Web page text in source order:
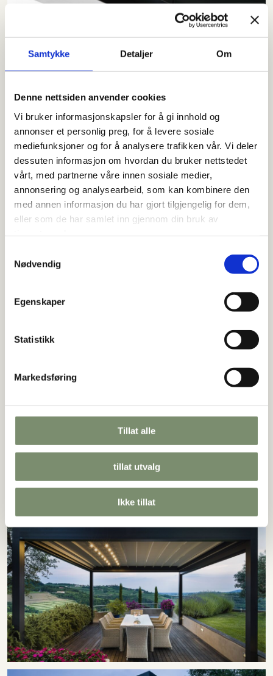
Samtykke Detaljer Om
Denne nettsiden anvender cookies
Vi bruker informasjonskapsler for å gi innhold og
annonser et personlig preg, for å levere sosiale
mediefunksjoner og for å analysere trafikken vår. Vi deler
dessuten informasjon om hvordan du bruker nettstedet
vårt, med partnerne våre innen sosiale medier,
annonsering og analysearbeid, som kan kombinere den
med annen informasjon du har gjort tilgjengelig for dem,
eller som de har samlet inn gjennom din bruk av
Nødvendig
Egenskaper
Statistikk
Markedsføring
Tillat alle
tillat utvalg
Ikke tillat